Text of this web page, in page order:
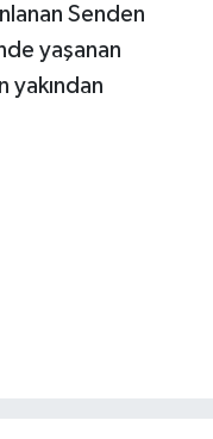
Senden
yaşanan
yakından